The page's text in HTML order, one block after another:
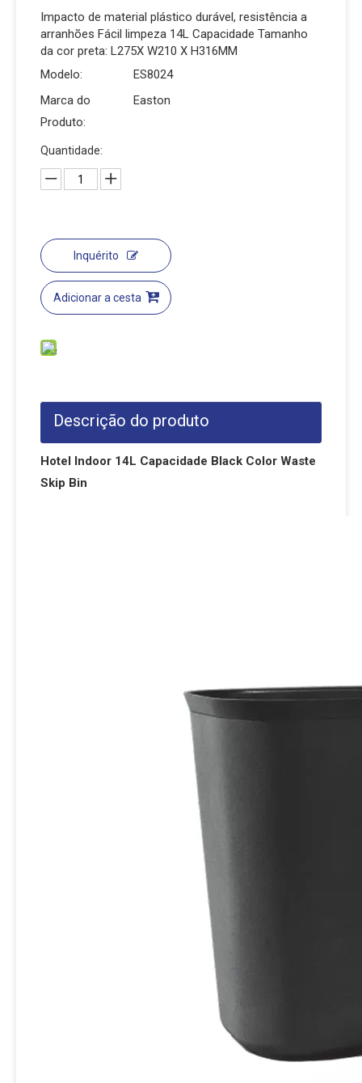
Impacto de material plástico durável, resistência a
arranhões Fácil limpeza 14L Capacidade Tamanho
da cor preta: L275X W210 X H316MM
Modelo:
ES8024
Marca do
Produto:
Easton
Quantidade:
Inquérito
Adicionar a cesta
Descrição do produto
Hotel Indoor 14L Capacidade Black Color Waste
Skip Bin